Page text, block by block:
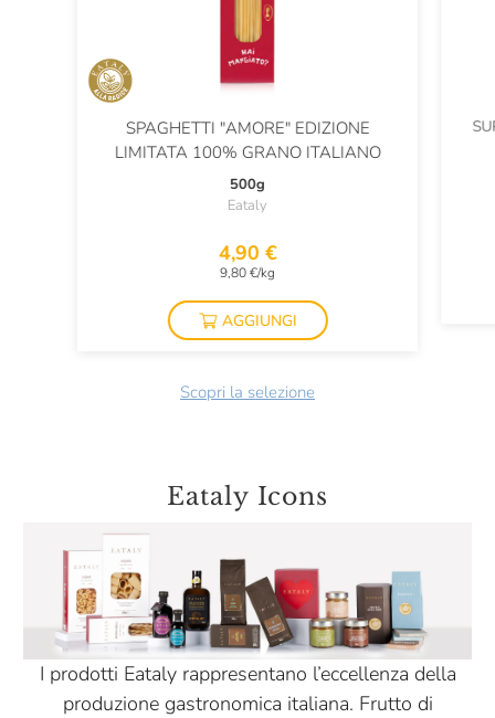
SPAGHETTI "AMORE" EDIZIONE
LIMITATA 100% GRANO ITALIANO
500g
Eataly
4,90 €
9,80 €/kg
AGGIUNGI
Scopri la selezione
Eataly Icons
I prodotti Eataly rappresentano l’eccellenza della
produzione gastronomica italiana. Frutto di